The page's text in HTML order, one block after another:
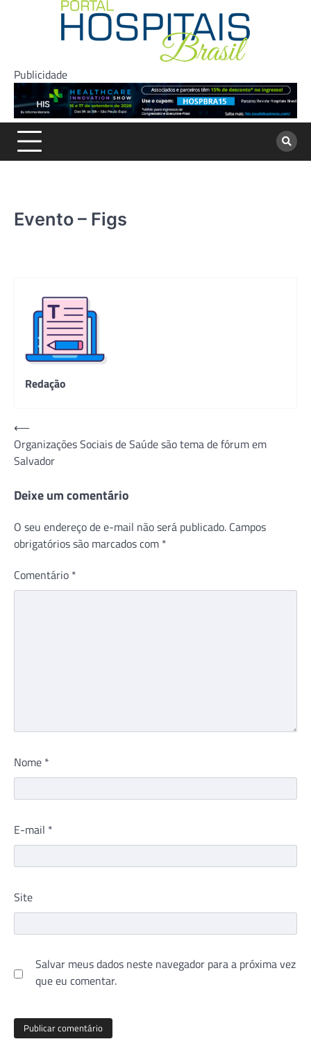
Publicidade
Evento – Figs
Redação
Navegação
de
Post
⟵
Organizações Sociais de Saúde são tema de fórum em
Salvador
Deixe um comentário
O seu endereço de e-mail não será publicado. Campos
obrigatórios são marcados com *
Comentário *
Nome *
E-mail *
Site
Salvar meus dados neste navegador para a próxima vez
que eu comentar.